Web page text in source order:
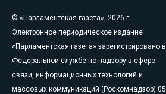
© «Парламентская газета», 2026 г.
Электронное периодическое издание
«Парламентская газета» зарегистрировано в
Федеральной службе по надзору в сфере
связи, информационных технологий и
массовых коммуникаций (Роскомнадзор) 05